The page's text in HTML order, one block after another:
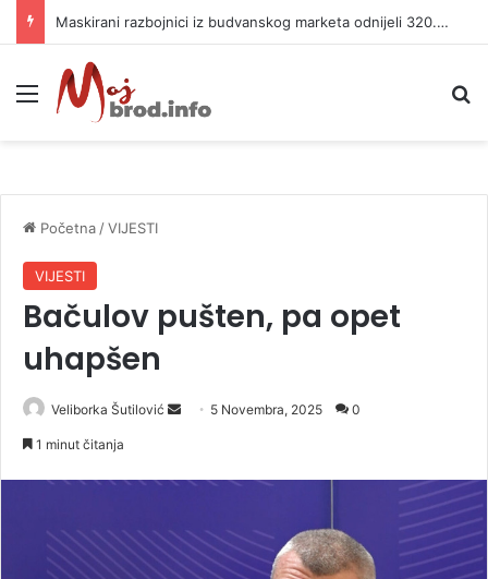
Maskirani razbojnici iz budvanskog marketa odnijeli 320.000 evra
Meni
Početna /VIJESTI
VIJESTI
Bačulov pušten, pa opet
uhapšen
Veliborka Šutilović
n
e
5 Novembra, 2025 0
1 minut čitanja